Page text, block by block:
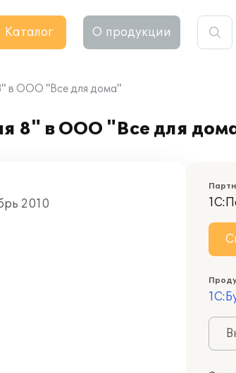
Каталог О продукции
в ООО "Все для дома"
8" в ООО "Все для
2010